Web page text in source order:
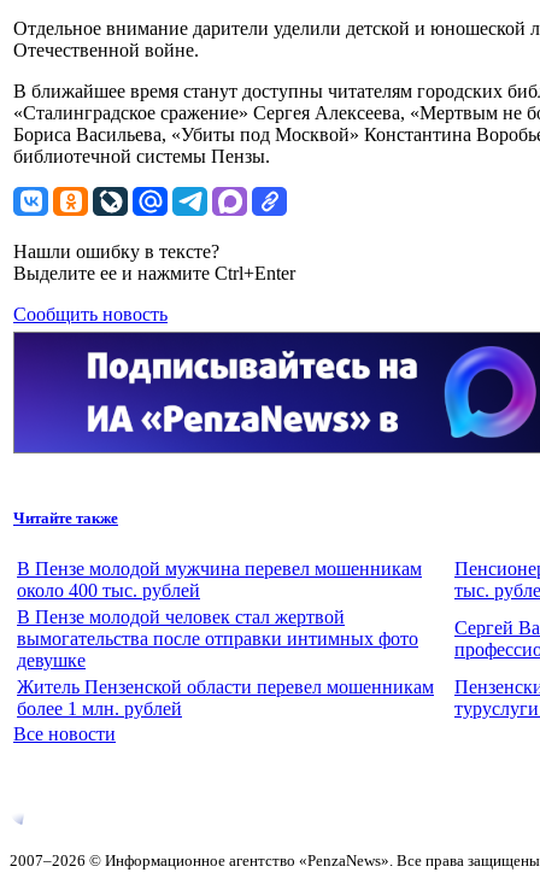
Отдельное внимание дарители уделили детской и юношеской
Отечественной войне.
В ближайшее время станут доступны читателям городских
«Сталинградское сражение» Сергея Алексеева, «Мертвым не
Бориса Васильева, «Убиты под Москвой» Константина
библиотечной системы Пензы.
Нашли ошибку в тексте?
Выделите ее и нажмите Ctrl+Enter
Сообщить новость
Читайте также
В Пензе молодой мужчина перевел мошенникам
около 400 тыс. рублей
тыс.
В Пензе молодой человек стал жертвой
вымогательства после отправки интимных фото
девушке
Сергей
Житель Пензенской области перевел мошенникам
более 1 млн. рублей
Все новости
2007–2026 © Информационное агентство «PenzaNews». Все права